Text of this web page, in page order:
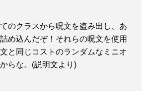
のクラスから呪文を盗み出し、あ
め込んだぞ！それらの呪文を使用
と同じコストのランダムなミニオ
らな。(説明文より)